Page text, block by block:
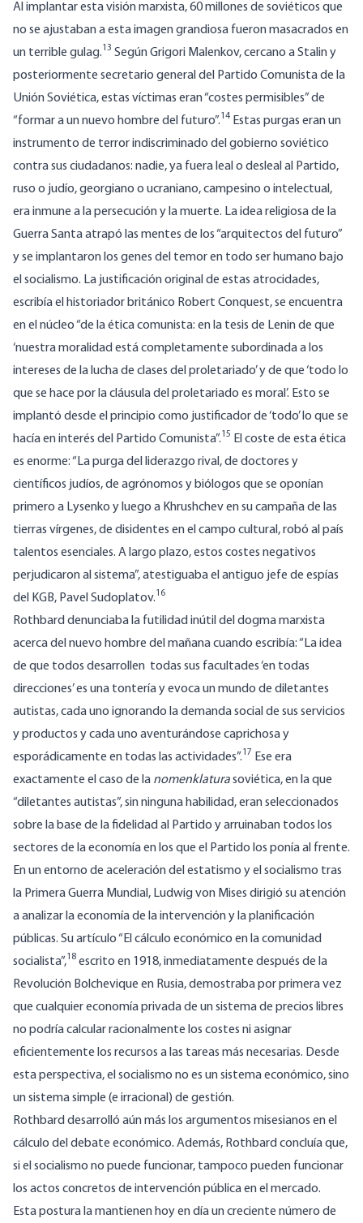
Al implantar esta visión marxista, 60 millones de soviéticos que
no se ajustaban a esta imagen grandiosa fueron masacrados en
un terrible gulag.13 Según Grigori Malenkov, cercano a Stalin y
posteriormente secretario general del Partido Comunista de la
Unión Soviética, estas víctimas eran “costes permisibles” de
“formar a un nuevo hombre del futuro”.14 Estas purgas eran un
instrumento de terror indiscriminado del gobierno soviético
contra sus ciudadanos: nadie, ya fuera leal o desleal al Partido,
ruso o judío, georgiano o ucraniano, campesino o intelectual,
era inmune a la persecución y la muerte. La idea religiosa de la
Guerra Santa atrapó las mentes de los “arquitectos del futuro”
y se implantaron los genes del temor en todo ser humano bajo
el socialismo. La justificación original de estas atrocidades,
escribía el historiador británico Robert Conquest, se encuentra
en el núcleo “de la ética comunista: en la tesis de Lenin de que
‘nuestra moralidad está completamente subordinada a los
intereses de la lucha de clases del proletariado’ y de que ‘todo lo
que se hace por la cláusula del proletariado es moral’. Esto se
implantó desde el principio como justificador de ‘todo’ lo que se
hacía en interés del Partido Comunista”.15 El coste de esta ética
es enorme: “La purga del liderazgo rival, de doctores y
científicos judíos, de agrónomos y biólogos que se oponían
primero a Lysenko y luego a Khrushchev en su campaña de las
tierras vírgenes, de disidentes en el campo cultural, robó al país
talentos esenciales. A largo plazo, estos costes negativos
perjudicaron al sistema”, atestiguaba el antiguo jefe de espías
del KGB, Pavel Sudoplatov.16
Rothbard denunciaba la futilidad inútil del dogma marxista
acerca del nuevo hombre del mañana cuando escribía: “La idea
de que todos desarrollen todas sus facultades ‘en todas
direcciones’ es una tontería y evoca un mundo de diletantes
autistas, cada uno ignorando la demanda social de sus servicios
y productos y cada uno aventurándose caprichosa y
esporádicamente en todas las actividades”.17 Ese era
exactamente el caso de la nomenklaturasoviética, en la que
“diletantes autistas”, sin ninguna habilidad, eran seleccionados
sobre la base de la fidelidad al Partido y arruinaban todos los
sectores de la economía en los que el Partido los ponía al frente.
En un entorno de aceleración del estatismo y el socialismo tras
la Primera Guerra Mundial, Ludwig von Mises dirigió su atención
a analizar la economía de la intervención y la planificación
públicas. Su artículo “El cálculo económico en la comunidad
socialista”,18 escrito en 1918, inmediatamente después de la
Revolución Bolchevique en Rusia, demostraba por primera vez
que cualquier economía privada de un sistema de precios libres
no podría calcular racionalmente los costes ni asignar
eficientemente los recursos a las tareas más necesarias. Desde
esta perspectiva, el socialismo no es un sistema económico, sino
un sistema simple (e irracional) de gestión.
Rothbard desarrolló aún más los argumentos misesianos en el
cálculo del debate económico. Además, Rothbard concluía que,
si el socialismo no puede funcionar, tampoco pueden funcionar
los actos concretos de intervención pública en el mercado.
Esta postura la mantienen hoy en día un creciente número de